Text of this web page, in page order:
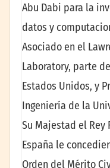
Abu Dabi para la
datos y
Asociado en el
Laboratory, parte
Estados Unidos, y
Ingeniería de la
Su Majestad el Rey
España le
Orden del Mérito